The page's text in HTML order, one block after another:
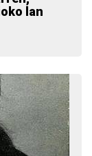
lan